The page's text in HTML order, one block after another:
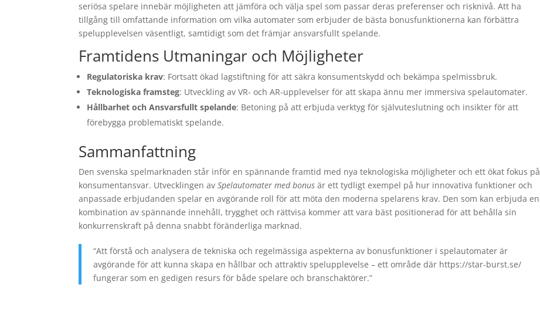
seriösa spelare innebär möjligheten att jämföra och välja spel som passar deras preferenser och risknivå. Att ha
tillgång till omfattande information om vilka automater som erbjuder de bästa bonusfunktionerna kan förbättra
spelupplevelsen väsentligt, samtidigt som det främjar ansvarsfullt spelande.
Framtidens Utmaningar och Möjligheter
Regulatoriska krav: Fortsatt ökad lagstiftning för att säkra konsumentskydd och bekämpa spelmissbruk.
Teknologiska framsteg: Utveckling av VR- och AR-upplevelser för att skapa ännu mer immersiva spelautomater.
Hållbarhet och Ansvarsfullt spelande: Betoning på att erbjuda verktyg för självuteslutning och insikter för att
förebygga problematiskt spelande.
Sammanfattning
Den svenska spelmarknaden står inför en spännande framtid med nya teknologiska möjligheter och ett ökat fokus på
konsumentansvar. Utvecklingen avSpelautomater med bonus är ett tydligt exempel på hur innovativa funktioner och
anpassade erbjudanden spelar en avgörande roll för att möta den moderna spelarens krav. Den som kan erbjuda en
kombination av spännande innehåll, trygghet och rättvisa kommer att vara bäst positionerad för att behålla sin
konkurrenskraft på denna snabbt föränderliga marknad.
“Att förstå och analysera de tekniska och regelmässiga aspekterna av bonusfunktioner i spelautomater är
avgörande för att kunna skapa en hållbar och attraktiv spelupplevelse – ett område där https://star-burst.se/
fungerar som en gedigen resurs för både spelare och branschaktörer.”